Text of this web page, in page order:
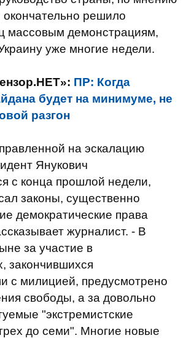
решило
массовым демонстрациям,
уже многие недели.
ПР: Когда
будет на минимуме, не
разгон
на эскалацию
Янукович
с конца прошлой недели,
законы, существенно
демократические права
журналист. - В
за участие в
закончившихся
с милицией, предусмотрено
свободы, а за довольно
"экстремистские
до семи". Многие новые